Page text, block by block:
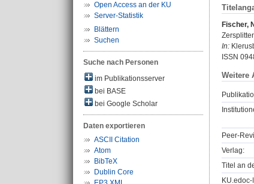
Open Access an der KU
Server-Statistik
Blättern
Suchen
Suche nach Personen
im Publikationsserver
bei BASE
bei Google Scholar
Daten exportieren
ASCII Citation
Atom
BibTeX
Dublin Core
Fischer,
In:
ISSN
Weitere
Peer-
Verlag:
Titel an
KU.edoc-